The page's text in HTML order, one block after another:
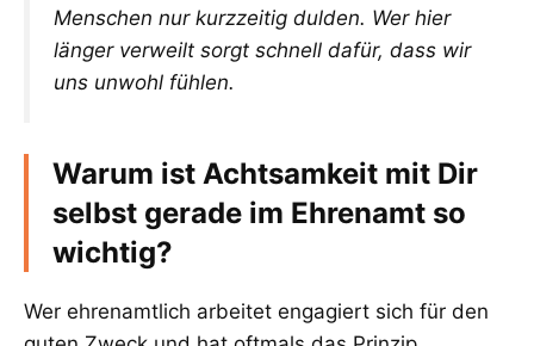
Menschen nur kurzzeitig dulden. Wer hier
länger verweilt sorgt schnell dafür, dass wir
uns unwohl fühlen.
Warum ist Achtsamkeit mit Dir
selbst gerade im Ehrenamt so
wichtig?
Wer ehrenamtlich arbeitet engagiert sich für den